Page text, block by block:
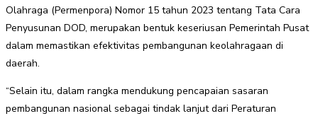
Olahraga (Permenpora) Nomor 15 tahun 2023 tentang Tata Cara
Penyusunan DOD, merupakan bentuk keseriusan Pemerintah Pusat
dalam memastikan efektivitas pembangunan keolahragaan di
daerah.
“Selain itu, dalam rangka mendukung pencapaian sasaran
pembangunan nasional sebagai tindak lanjut dari Peraturan